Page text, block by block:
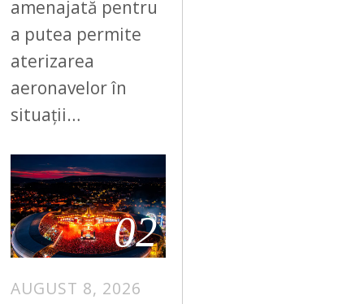
amenajată pentru
a putea permite
aterizarea
aeronavelor în
situații…
02
AUGUST 8, 2026